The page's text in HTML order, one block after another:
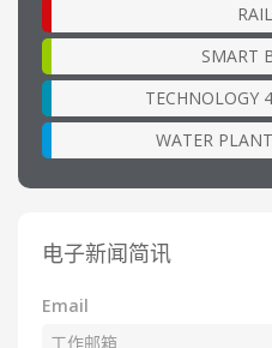
SMART
TECHNOLOGY
WATER
电子新闻简讯
Email